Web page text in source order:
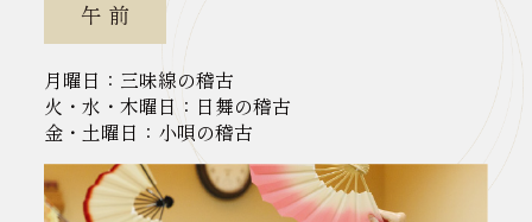
午 前
月曜日：三味線の稽古
火・水・木曜日：日舞の稽古
金・土曜日：小唄の稽古